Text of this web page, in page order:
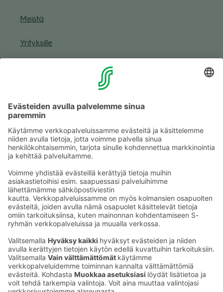
Meistä
Yri­tyk­sille
Muuta eväs­tea­se­tuk­sia & eväs­tein­for­maa­tio
Tie­to­suo­ja­se­loste (Arina)
Kaup­pa­kes­kus
Ma-pe
9–20
La
9–19
Su
11–18
Katso poik­keus­au­kio­lottäältä
Iso­katu 22–25,
90100 Oulu